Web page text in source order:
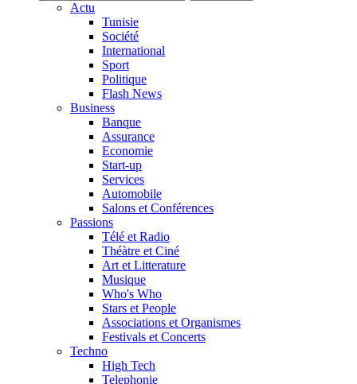
Actu
Tunisie
Société
International
Sport
Politique
Flash News
Business
Banque
Assurance
Economie
Start-up
Services
Automobile
Salons et Conférences
Passions
Télé et Radio
Théàtre et Ciné
Art et Litterature
Musique
Who's Who
Stars et People
Associations et Organismes
Festivals et Concerts
Techno
High Tech
Telephonie